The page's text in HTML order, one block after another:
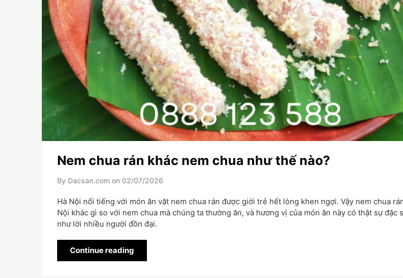
Nem chua rán khác nem chua như thế nào?
By Dacsan.com on 02/07/2026
Hà Nội nổi tiếng với món ăn vặt nem chua rán được giới trẻ hết lòng khen ngợi. Vậy nem chua
Nội khác gì so với nem chua mà chúng ta thường ăn, và hương vị của món ăn này có thật sự đặc
như lời nhiều người đồn đại.
Continue reading